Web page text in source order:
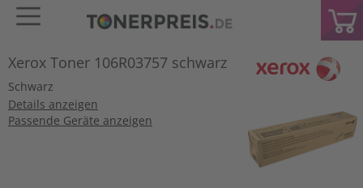
Xerox Toner 106R03757 schwarz
Schwarz
Details anzeigen
Passende Geräte anzeigen